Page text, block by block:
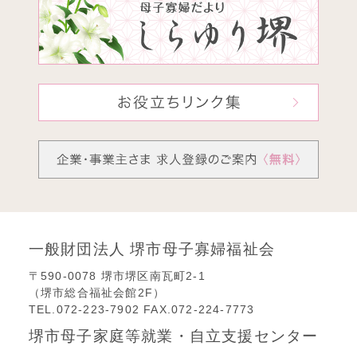
一般財団法人 堺市母子寡婦福祉会
〒590-0078 堺市堺区南瓦町2-1
（堺市総合福祉会館2F）
TEL.072-223-7902 FAX.072-224-7773
堺市母子家庭等就業・自立支援センター